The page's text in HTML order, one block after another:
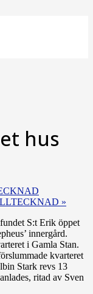
hus
»
S:t Erik öppet
innergård.
i Gamla Stan.
kvarteret
Stark revs 13
ritad av Sven